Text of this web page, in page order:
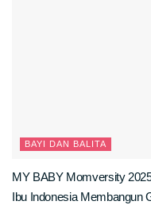
BAYI DAN BALITA
MY BABY Momversity
Ibu Indonesia Membangun